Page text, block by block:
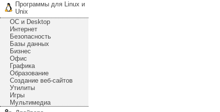
Программы для Linux и
Unix
ОС и Desktop
Интернет
Безопасность
Базы данных
Бизнес
Офис
Графика
Образование
Создание веб-сайтов
Утилиты
Игры
Мультимедиа